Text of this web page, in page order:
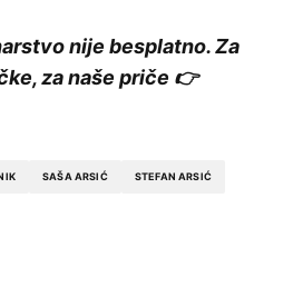
nije besplatno. Za
za naše priče 👉
SAŠA ARSIĆ STEFAN ARSIĆ